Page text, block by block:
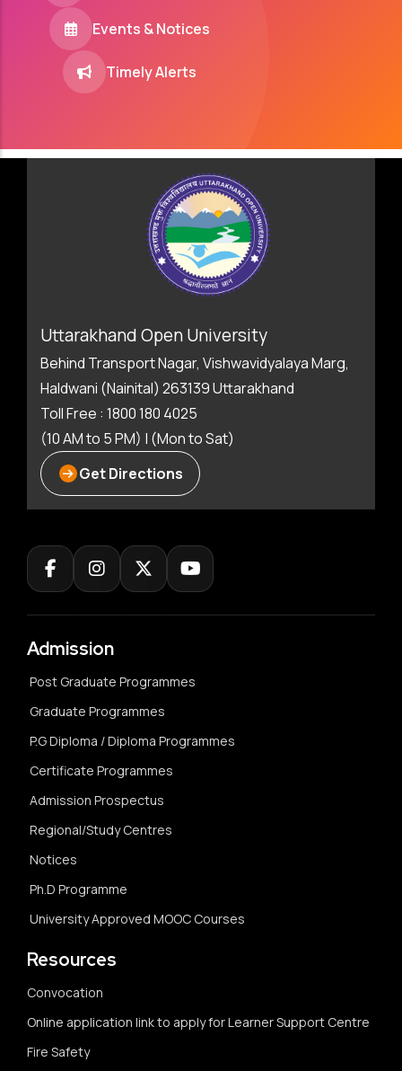
Events & Notices
Timely Alerts
Uttarakhand Open University
Behind Transport Nagar, Vishwavidyalaya Marg,
Haldwani (Nainital) 263139 Uttarakhand
Toll Free : 1800 180 4025
(10 AM to 5 PM) | (Mon to Sat)
Get Directions
Admission
Post Graduate Programmes
Graduate Programmes
P.G Diploma / Diploma Programmes
Certificate Programmes
Admission Prospectus
Regional/Study Centres
Notices
Ph.D Programme
University Approved MOOC Courses
Resources
Convocation
Online application link to apply for Learner Support Centre
Fire Safety